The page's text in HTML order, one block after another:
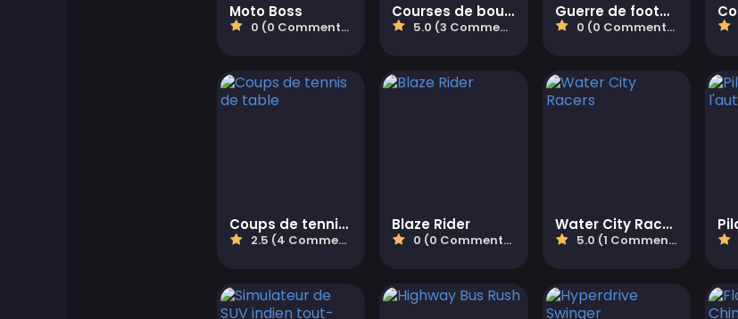
Moto Boss
0 (0 Commentaires)
Courses de boules de neige
5.0 (3 Commentaires)
Guerre de football folle
0 (0 Commentaires)
Coups de tennis de table
2.5 (4 Commentaires)
Blaze Rider
0 (0 Commentaires)
Water City Racers
5.0 (1 Commentaires)